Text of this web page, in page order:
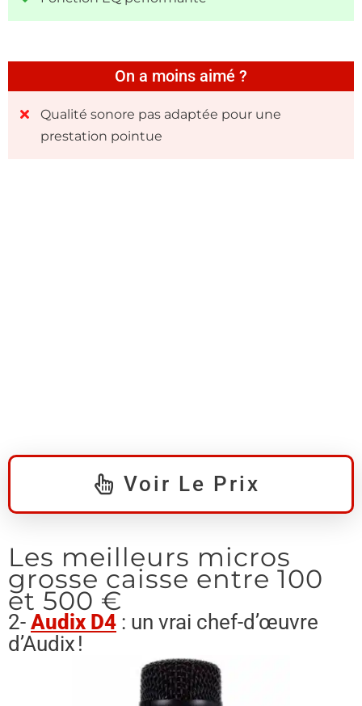
On a moins aimé ?
Qualité sonore pas adaptée pour une
prestation pointue
Voir Le Prix
Les meilleurs micros
grosse caisse entre 100
et 500 €
2- Audix D4 : un vrai chef-d’œuvre
d’Audix !